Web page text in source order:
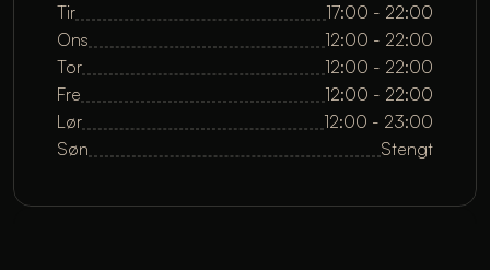
Tir
17:00 - 22:00
Ons
12:00 - 22:00
Tor
12:00 - 22:00
Fre
12:00 - 22:00
Lør
12:00 - 23:00
Søn
Stengt